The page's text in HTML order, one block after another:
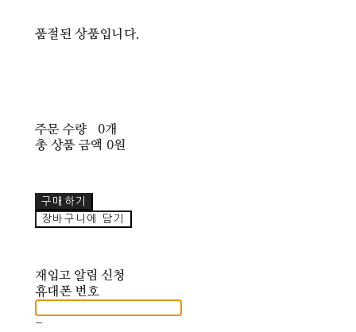
품절된 상품입니다.
주문 수량
0개
총 상품 금액 0원
구매하기
장바구니에 담기
재입고 알림 신청
휴대폰 번호
-